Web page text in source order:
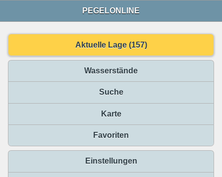
PEGELONLINE
Aktuelle Lage (157)
Wasserstände
Suche
Karte
Favoriten
Einstellungen